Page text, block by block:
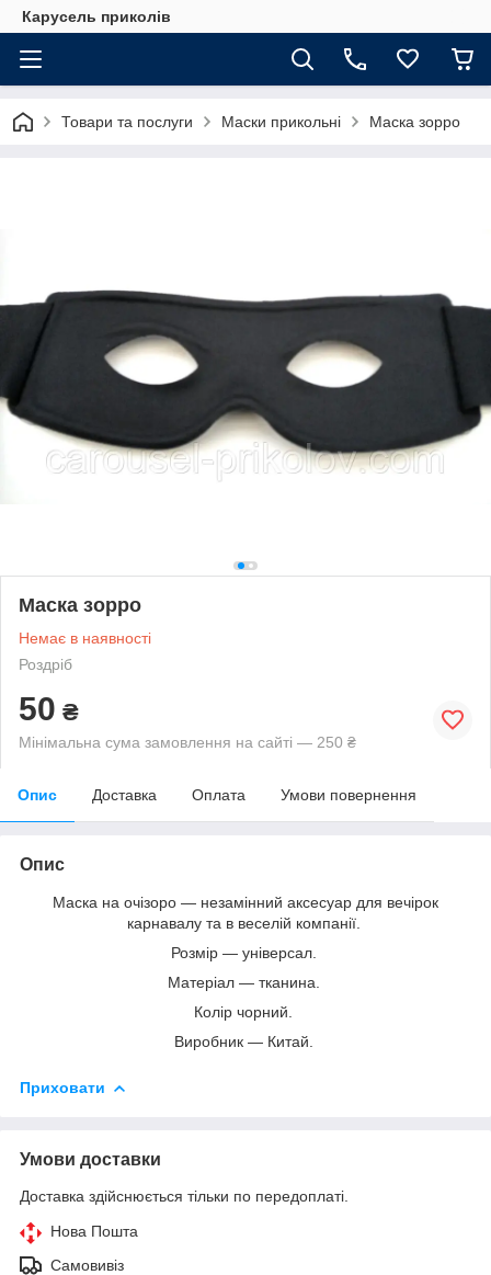
Карусель приколів
Товари та послуги Маски прикольні Маска зорро
Маска зорро
Немає в наявності
Роздріб
50 ₴
Мінімальна сума замовлення на сайті — 250 ₴
Опис Доставка Оплата Умови повернення
Опис
Маска на очізоро — незамінний аксесуар для вечірок
карнавалу та в веселій компанії.
Розмір — універсал.
Матеріал — тканина.
Колір чорний.
Виробник — Китай.
Приховати
Умови доставки
Доставка здійснюється тільки по передоплаті.
Нова Пошта
Самовивіз